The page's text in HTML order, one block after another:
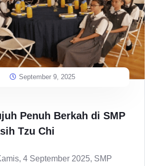
September 9, 2025
Penuh Berkah di SMP
Tzu Chi
4 September 2025, SMP